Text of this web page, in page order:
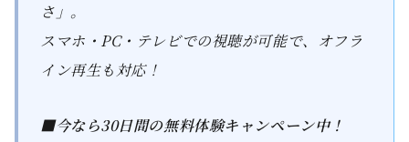
さ」。
スマホ・PC・テレビでの視聴が可能で、オフラ
イン再生も対応！
■今なら30日間の無料体験キャンペーン中！